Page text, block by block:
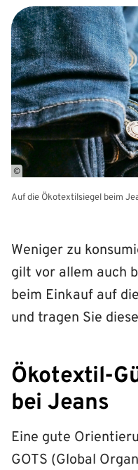
©
Auf die Ökotextilsiegel beim
Weniger zu
gilt vor allem auch
beim Einkauf auf
und tragen Sie
Ökotextil-
bei Jeans
Eine gute
GOTS (Global